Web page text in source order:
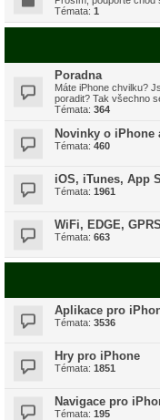
Témata: 1
Poradna
Máte iPhone chvilku?
poradit? Tak všechno
Témata: 364
Novinky o
Témata: 460
iOS, iTunes, App
Témata: 1961
WiFi, EDGE,
Témata: 663
Aplikace pro
Témata: 3536
Hry pro iPhone
Témata: 1851
Navigace pro
Témata: 195